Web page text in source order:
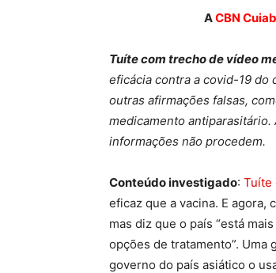
ACBN
Tuíte com trecho de vídeo
eficácia contra a covid-19 do
outras afirmações falsas,
medicamento antiparasitário.
informações não procedem.
Conteúdo investigado: Tuíte
eficaz que a vacina. E agora,
mas diz que o país “está
opções de tratamento”. Uma
governo do país asiático o